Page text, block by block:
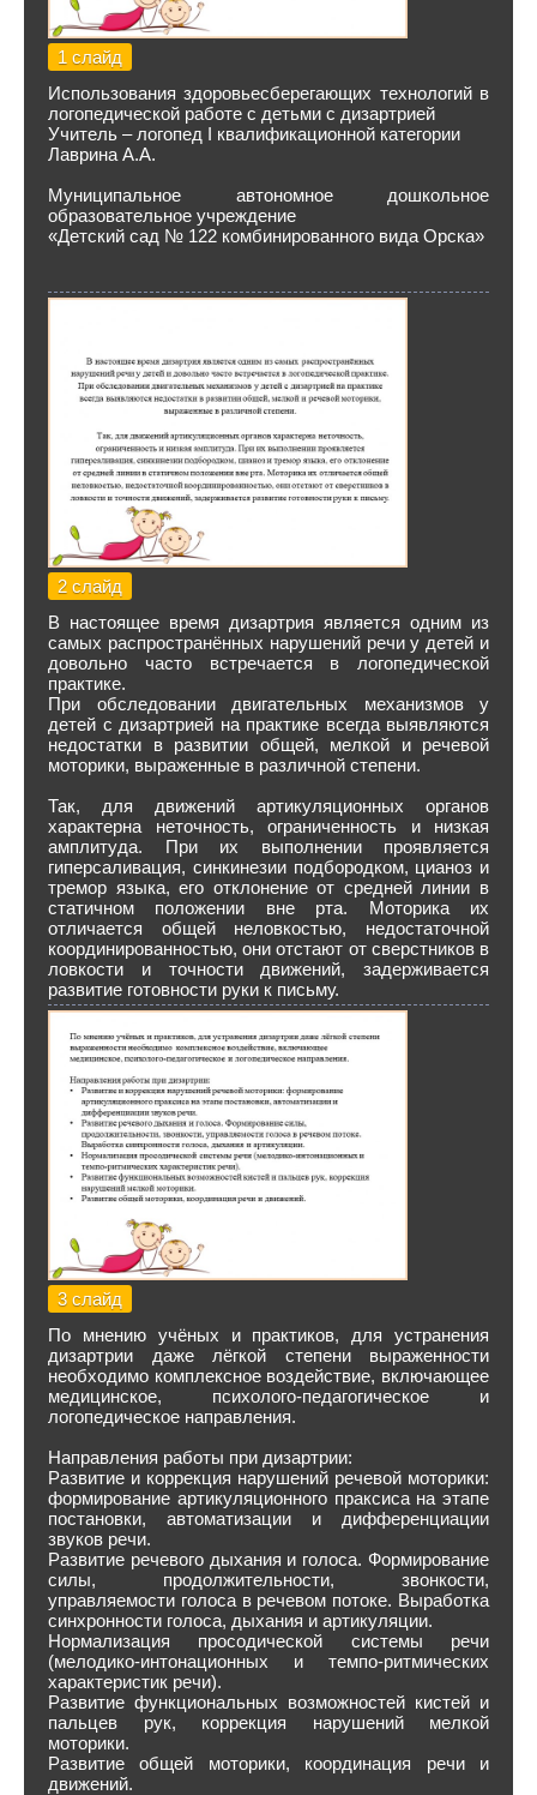
1 слайд
Использования здоровьесберегающих технологий в
логопедической работе с детьми с дизартрией
Учитель – логопед I квалификационной категории
Лаврина А.А.
Муниципальное автономное дошкольное
образовательное учреждение
«Детский сад № 122 комбинированного вида Орска»
2 слайд
В настоящее время дизартрия является одним из
самых распространённых нарушений речи у детей и
довольно часто встречается в логопедической
практике.
При обследовании двигательных механизмов у
детей с дизартрией на практике всегда выявляются
недостатки в развитии общей, мелкой и речевой
моторики, выраженные в различной степени.
Так, для движений артикуляционных органов
характерна неточность, ограниченность и низкая
амплитуда. При их выполнении проявляется
гиперсаливация, синкинезии подбородком, цианоз и
тремор языка, его отклонение от средней линии в
статичном положении вне рта. Моторика их
отличается общей неловкостью, недостаточной
координированностью, они отстают от сверстников в
ловкости и точности движений, задерживается
развитие готовности руки к письму.
3 слайд
По мнению учёных и практиков, для устранения
дизартрии даже лёгкой степени выраженности
необходимо комплексное воздействие, включающее
медицинское, психолого-педагогическое и
логопедическое направления.
Направления работы при дизартрии:
Развитие и коррекция нарушений речевой моторики:
формирование артикуляционного праксиса на этапе
постановки, автоматизации и дифференциации
звуков речи.
Развитие речевого дыхания и голоса. Формирование
силы, продолжительности, звонкости,
управляемости голоса в речевом потоке. Выработка
синхронности голоса, дыхания и артикуляции.
Нормализация просодической системы речи
(мелодико-интонационных и темпо-ритмических
характеристик речи).
Развитие функциональных возможностей кистей и
пальцев рук, коррекция нарушений мелкой
моторики.
Развитие общей моторики, координация речи и
движений.